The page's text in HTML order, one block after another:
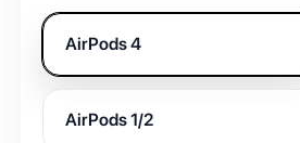
AirPods 4
AirPods 1/2